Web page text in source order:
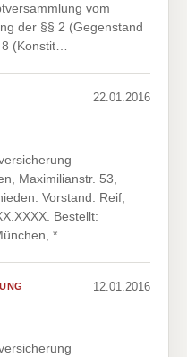
vom
der §§ 2 (Gegenstand
8 (Konstit…
22.01.2016
Maximilianstr. 53,
Vorstand: Reif,
Bestellt:
*…
12.01.2016